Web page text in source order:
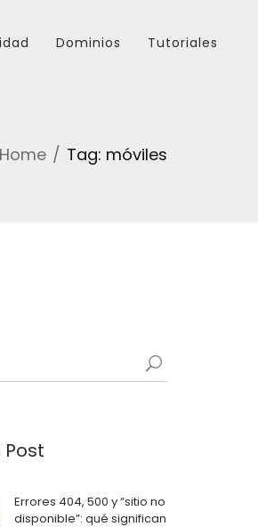
Dominios Tutoriales
Home Tag: móviles
Errores 404, 500 y “sitio no
disponible”: qué significan